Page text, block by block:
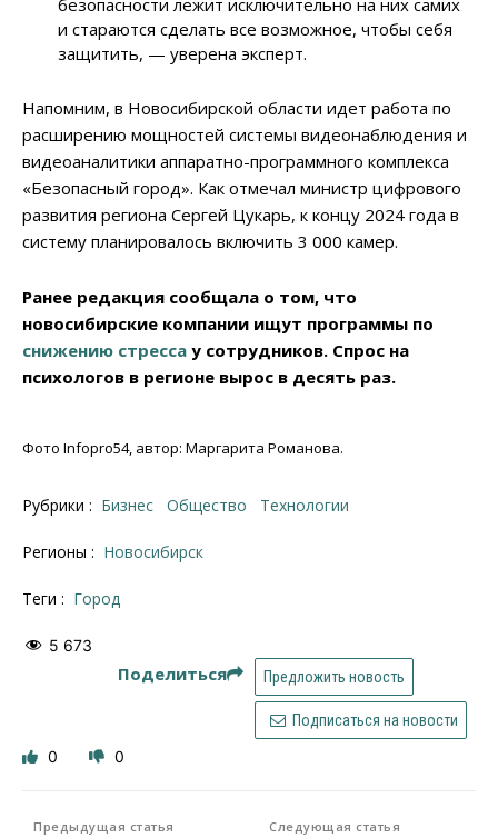
безопасности лежит исключительно на них самих
и стараются сделать все возможное, чтобы себя
защитить, — уверена эксперт.
Напомним, в Новосибирской области идет работа по
расширению мощностей системы видеонаблюдения и
видеоаналитики аппаратно-программного комплекса
«Безопасный город». Как отмечал министр цифрового
развития региона Сергей Цукарь, к концу 2024 года в
систему планировалось включить 3 000 камер.
Ранее редакция сообщала о том, что
новосибирские компании ищут программы по
снижению стресса у сотрудников. Спрос на
психологов в регионе вырос в десять раз.
Фото Infopro54, автор: Маргарита Романова.
Рубрики : Бизнес Общество Технологии
Регионы : Новосибирск
Теги : город
5 673
Поделиться Предложить новость
Подписаться на новости
0 0
Предыдущая статья Следующая статья